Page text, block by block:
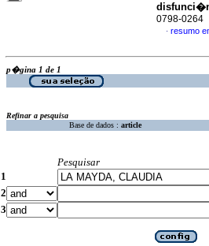
0798-0264
· resumo
p�gina 1 de 1
Refinar a pesquisa
Base de dados : article
Pesquisar
1
2
3